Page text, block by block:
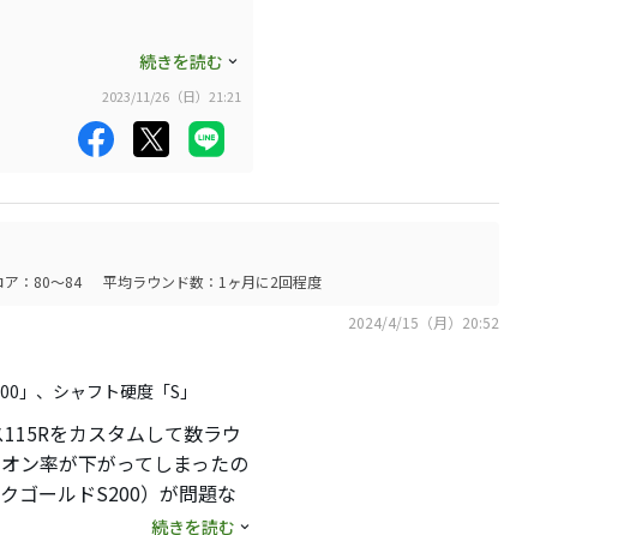
続きを読む
2023/11/26（日）21:21
ア：80～84
平均ラウンド数：1ヶ月に2回程度
2024/4/15（月）20:52
」、シャフト硬度「S」
をカスタムして数ラウ
ン率が下がってしまったの
ゴールドS200）が問題な
イナミックゴールド120の
続きを読む